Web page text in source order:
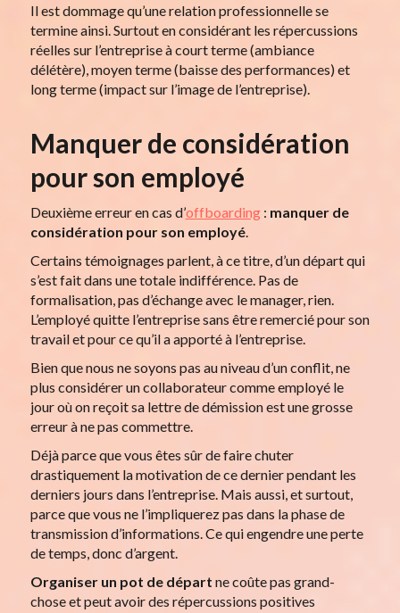
Il est dommage qu’une relation professionnelle se
termine ainsi. Surtout en considérant les répercussions
réelles sur l’entreprise à court terme (ambiance
délétère), moyen terme (baisse des performances) et
long terme (impact sur l’image de l’entreprise).
Manquer de considération
pour son employé
Deuxième erreur en cas d’offboarding: manquer de
considération pour son employé.
Certains témoignages parlent, à ce titre, d’un départ qui
s’est fait dans une totale indifférence. Pas de
formalisation, pas d’échange avec le manager, rien.
L’employé quitte l’entreprise sans être remercié pour son
travail et pour ce qu’il a apporté à l’entreprise.
Bien que nous ne soyons pas au niveau d’un conflit, ne
plus considérer un collaborateur comme employé le
jour où on reçoit sa lettre de démission est une grosse
erreur à ne pas commettre.
Déjà parce que vous êtes sûr de faire chuter
drastiquement la motivation de ce dernier pendant les
derniers jours dans l’entreprise. Mais aussi, et surtout,
parce que vous ne l’impliquerez pas dans la phase de
transmission d’informations. Ce qui engendre une perte
de temps, donc d’argent.
Organiser un pot de départ ne coûte pas grand-
chose et peut avoir des répercussions positives